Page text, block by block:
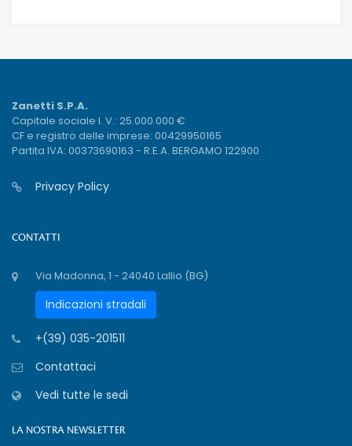
Zanetti S.P.A.
Capitale sociale I. V.: 25.000.000 €
CF e registro delle imprese: 00429950165
Partita IVA: 00373690163 - R.E.A. BERGAMO 122900
Privacy Policy
CONTATTI
Via Madonna, 1 - 24040 Lallio (BG)
Indicazioni stradali
+(39) 035-201511
Contattaci
Vedi tutte le sedi
LA NOSTRA NEWSLETTER